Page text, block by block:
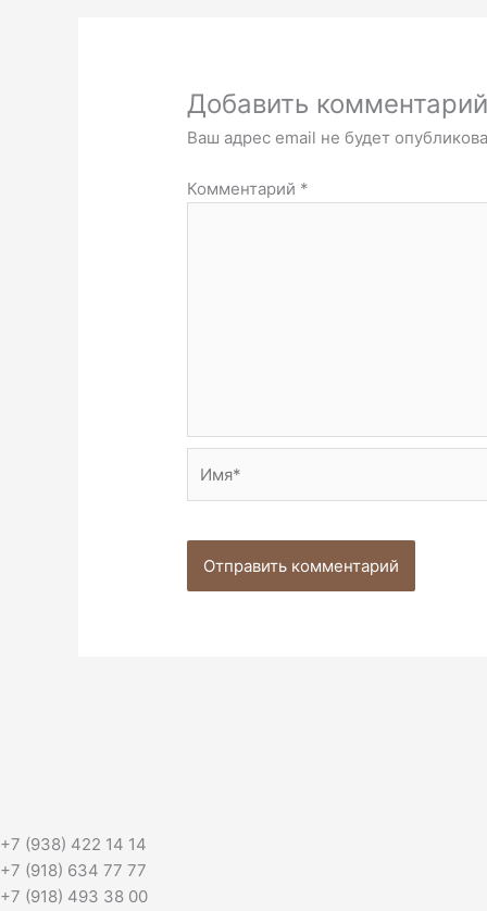
Добавить
Ваш адрес email не будет
Комментарий *
+7 (938) 422 14 14
+7 (918) 634 77 77
+7 (918) 493 38 00